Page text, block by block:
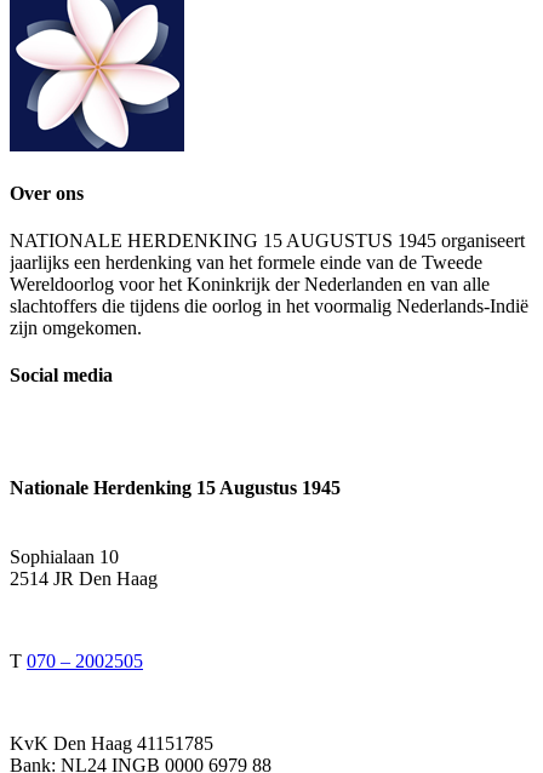
Over ons
NATIONALE HERDENKING 15 AUGUSTUS 1945 organiseert
jaarlijks een herdenking van het formele einde van de Tweede
Wereldoorlog voor het Koninkrijk der Nederlanden en van alle
slachtoffers die tijdens die oorlog in het voormalig Nederlands-Indië
zijn omgekomen.
Social media
Nationale Herdenking 15 Augustus 1945
Sophialaan 10
2514 JR Den Haag
T 070 – 2002505
KvK Den Haag 41151785
Bank: NL24 INGB 0000 6979 88